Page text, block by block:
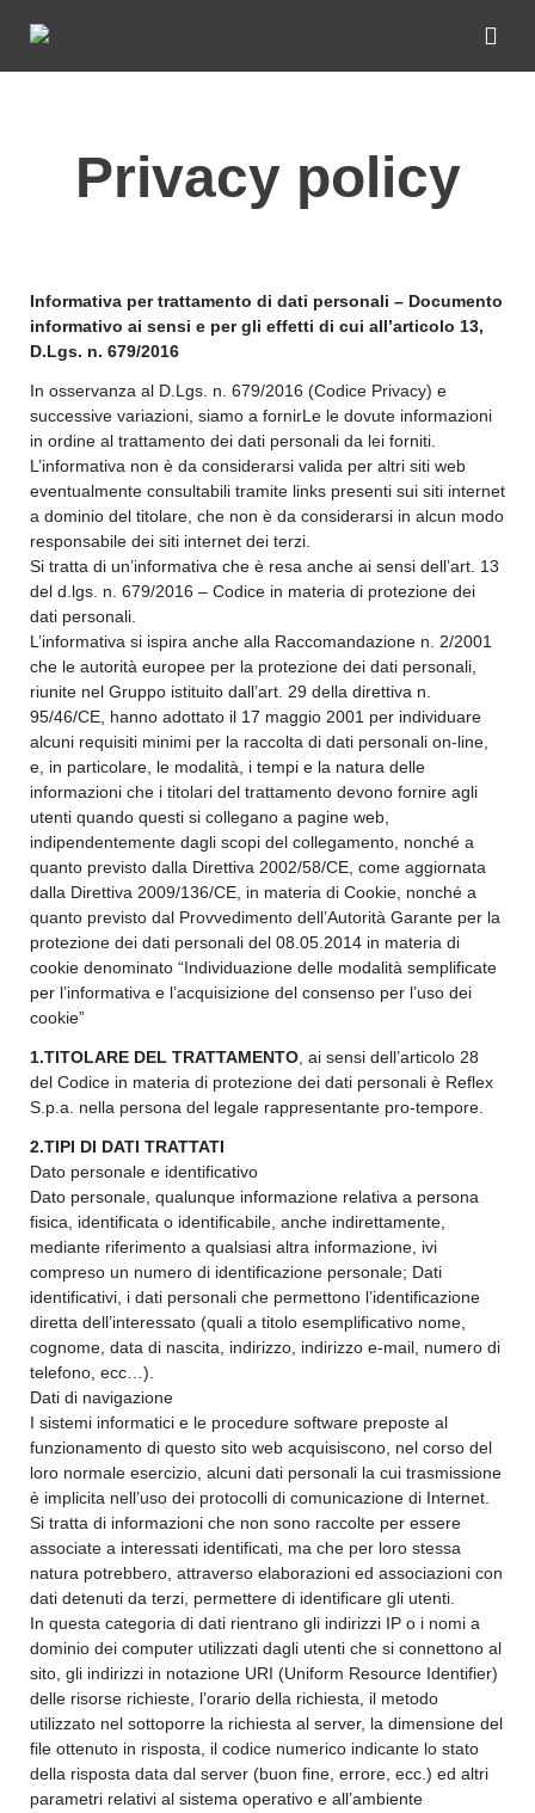
Privacy policy
Informativa per trattamento di dati personali – Documento
informativo ai sensi e per gli effetti di cui all’articolo 13,
D.Lgs. n. 679/2016
In osservanza al D.Lgs. n. 679/2016 (Codice Privacy) e
successive variazioni, siamo a fornirLe le dovute informazioni
in ordine al trattamento dei dati personali da lei forniti.
L’informativa non è da considerarsi valida per altri siti web
eventualmente consultabili tramite links presenti sui siti internet
a dominio del titolare, che non è da considerarsi in alcun modo
responsabile dei siti internet dei terzi.
Si tratta di un’informativa che è resa anche ai sensi dell’art. 13
del d.lgs. n. 679/2016 – Codice in materia di protezione dei
dati personali.
L’informativa si ispira anche alla Raccomandazione n. 2/2001
che le autorità europee per la protezione dei dati personali,
riunite nel Gruppo istituito dall’art. 29 della direttiva n.
95/46/CE, hanno adottato il 17 maggio 2001 per individuare
alcuni requisiti minimi per la raccolta di dati personali on-line,
e, in particolare, le modalità, i tempi e la natura delle
informazioni che i titolari del trattamento devono fornire agli
utenti quando questi si collegano a pagine web,
indipendentemente dagli scopi del collegamento, nonché a
quanto previsto dalla Direttiva 2002/58/CE, come aggiornata
dalla Direttiva 2009/136/CE, in materia di Cookie, nonché a
quanto previsto dal Provvedimento dell’Autorità Garante per la
protezione dei dati personali del 08.05.2014 in materia di
cookie denominato “Individuazione delle modalità semplificate
per l’informativa e l’acquisizione del consenso per l’uso dei
cookie”
1.TITOLARE DEL TRATTAMENTO , ai sensi dell’articolo 28
del Codice in materia di protezione dei dati personali è Reflex
S.p.a. nella persona del legale rappresentante pro-tempore.
2.TIPI DI DATI TRATTATI
Dato personale e identificativo
Dato personale, qualunque informazione relativa a persona
fisica, identificata o identificabile, anche indirettamente,
mediante riferimento a qualsiasi altra informazione, ivi
compreso un numero di identificazione personale; Dati
identificativi, i dati personali che permettono l’identificazione
diretta dell’interessato (quali a titolo esemplificativo nome,
cognome, data di nascita, indirizzo, indirizzo e-mail, numero di
telefono, ecc…).
Dati di navigazione
I sistemi informatici e le procedure software preposte al
funzionamento di questo sito web acquisiscono, nel corso del
loro normale esercizio, alcuni dati personali la cui trasmissione
è implicita nell’uso dei protocolli di comunicazione di Internet.
Si tratta di informazioni che non sono raccolte per essere
associate a interessati identificati, ma che per loro stessa
natura potrebbero, attraverso elaborazioni ed associazioni con
dati detenuti da terzi, permettere di identificare gli utenti.
In questa categoria di dati rientrano gli indirizzi IP o i nomi a
dominio dei computer utilizzati dagli utenti che si connettono al
sito, gli indirizzi in notazione URI (Uniform Resource Identifier)
delle risorse richieste, l’orario della richiesta, il metodo
utilizzato nel sottoporre la richiesta al server, la dimensione del
file ottenuto in risposta, il codice numerico indicante lo stato
della risposta data dal server (buon fine, errore, ecc.) ed altri
parametri relativi al sistema operativo e all’ambiente